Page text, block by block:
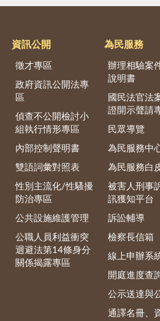
資訊公開
徵才專區
政府資訊公開法專
區
偵查不公開檢討小
組執行情形專區
內部控制聲明書
雙語詞彙對照表
性別主流化/性騷擾
防治專區
公共設施維護管理
公職人員利益衝突
迴避法第14條身分
關係揭露專區
為民服務
辦理相驗案
說明書
國民法官法
證開示聲請
民眾導覽
為民服務中
為民服務白
被害人刑事
訊獲知平台
訴訟輔導
檢察長信箱
線上申辦系
開庭進度查
公示送達與
通譯名冊、